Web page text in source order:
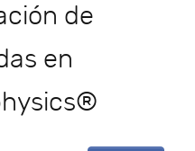
de
en